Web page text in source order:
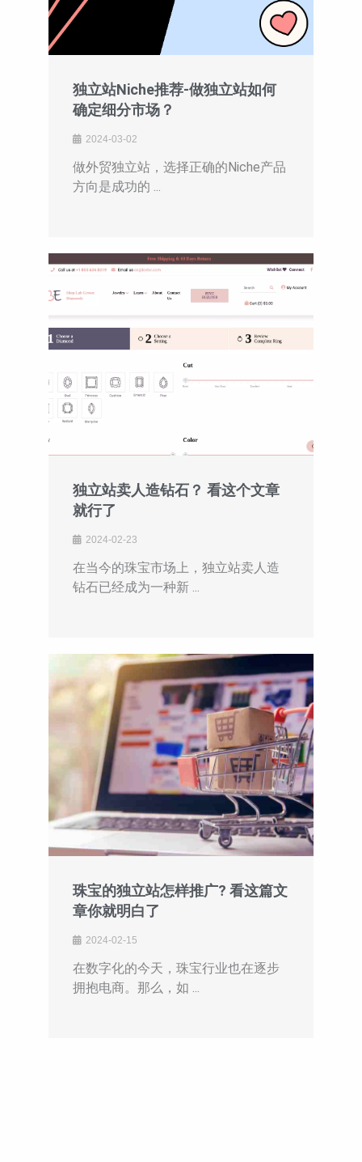
独立站Niche推荐-做独立站如何
确定细分市场？
2024-03-02
做外贸独立站，选择正确的Niche产品
方向是成功的 ...
独立站卖人造钻石？ 看这个文章
就行了
2024-02-23
在当今的珠宝市场上，独立站卖人造
钻石已经成为一种新 ...
珠宝的独立站怎样推广? 看这篇文
章你就明白了
2024-02-15
在数字化的今天，珠宝行业也在逐步
拥抱电商。那么，如 ...